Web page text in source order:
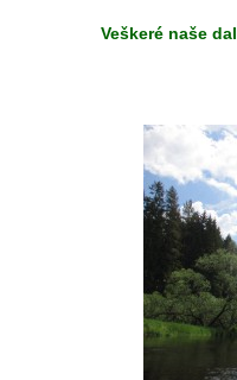
Veškeré naše